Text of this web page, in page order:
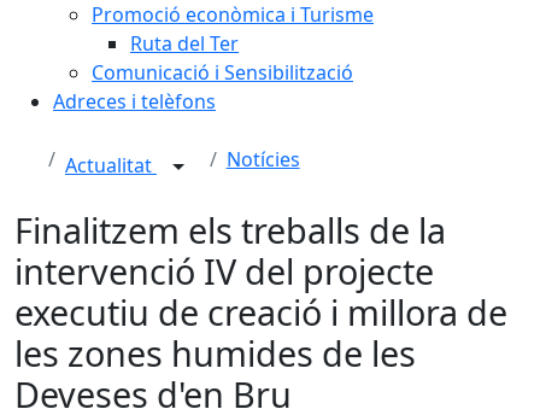
Promoció econòmica i Turisme
Ruta del Ter
Comunicació i Sensibilització
Adreces i telèfons
Actualitat Notícies
Finalitzem els treballs de la
intervenció IV del projecte
executiu de creació i millora de
les zones humides de les
Deveses d'en Bru